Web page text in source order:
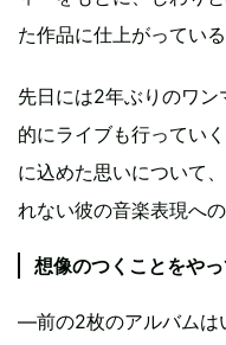
た作品に仕上がっている
先日には2年ぶりのワ
的にライブも行ってい
に込めた思いについて
れない彼の音楽表現へ
想像のつくことをや
―前の2枚のアルバムは